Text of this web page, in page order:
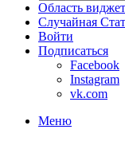
Область
Случайная
Войти
Подписаться
Facebook
Instagram
vk.com
Меню